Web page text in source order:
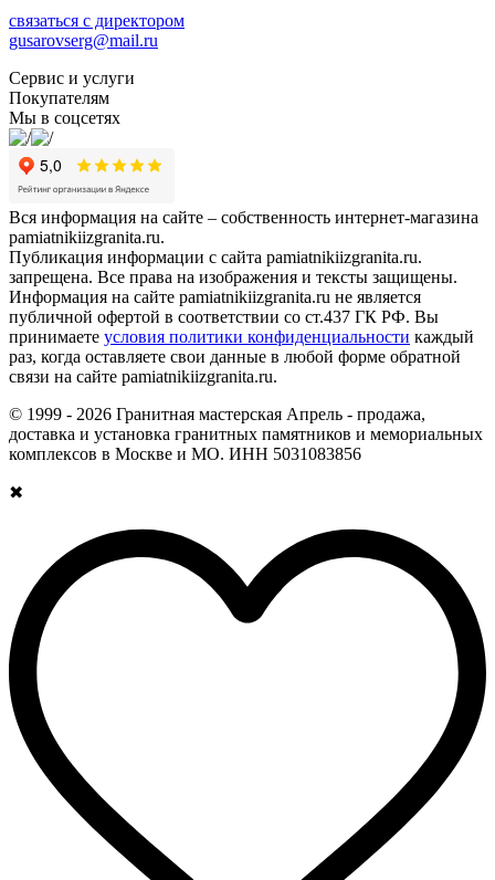
связаться с директором
gusarovserg@mail.ru
Сервис и услуги
Покупателям
Мы в соцсетях
Вся информация на сайте – собственность интернет-магазина
pamiatnikiizgranita.ru.
Публикация информации с сайта pamiatnikiizgranita.ru.
запрещена. Все права на изображения и тексты защищены.
Информация на сайте pamiatnikiizgranita.ru не является
публичной офертой в соответствии со ст.437 ГК РФ. Вы
принимаете условия политики конфиденциальности каждый
раз, когда оставляете свои данные в любой форме обратной
связи на сайте pamiatnikiizgranita.ru.
© 1999 - 2026 Гранитная мастерская Апрель - продажа,
доставка и установка гранитных памятников и мемориальных
комплексов в Москве и МО. ИНН 5031083856
✖